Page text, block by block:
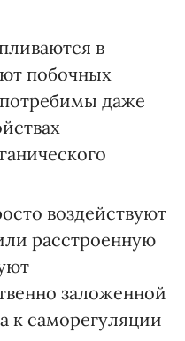
в
побочных
даже
воздействуют
расстроенную
заложенной
к саморегуляции